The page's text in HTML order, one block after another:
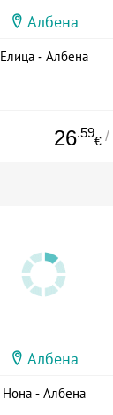
Албена
Елица - Албена
26.59
€ /
Албена
Нона - Албена